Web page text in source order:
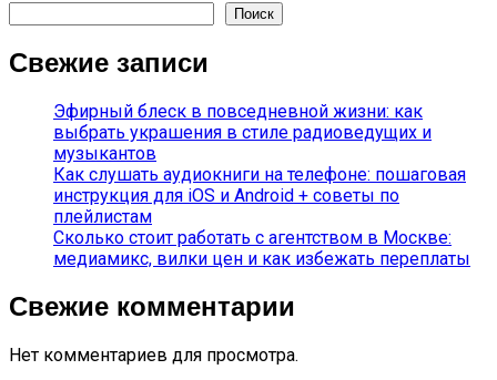
Поиск
Свежие записи
Эфирный блеск в повседневной жизни: как
выбрать украшения в стиле радиоведущих и
музыкантов
Как слушать аудиокниги на телефоне: пошаговая
инструкция для iOS и Android + советы по
плейлистам
Сколько стоит работать с агентством в Москве:
медиамикс, вилки цен и как избежать переплаты
Свежие комментарии
Нет комментариев для просмотра.